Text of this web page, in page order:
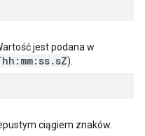
jest podana w
. sZ).
ciągiem znaków.